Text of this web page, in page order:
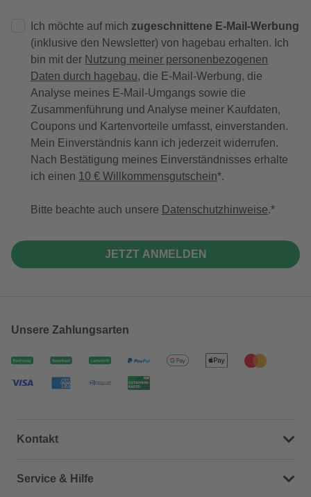
Ich möchte auf mich zugeschnittene E-Mail-Werbung
(inklusive den Newsletter) von hagebau erhalten. Ich
bin mit der Nutzung meiner personenbezogenen
Daten durch hagebau, die E-Mail-Werbung, die
Analyse meines E-Mail-Umgangs sowie die
Zusammenführung und Analyse meiner Kaufdaten,
Coupons und Kartenvorteile umfasst, einverstanden.
Mein Einverständnis kann ich jederzeit widerrufen.
Nach Bestätigung meines Einverständnisses erhalte
ich einen 10 € Willkommensgutschein*.
Bitte beachte auch unsere Datenschutzhinweise.
JETZT ANMELDEN
Unsere Zahlungsarten
Kontakt
Dein Kontakt zu uns
Service & Hilfe